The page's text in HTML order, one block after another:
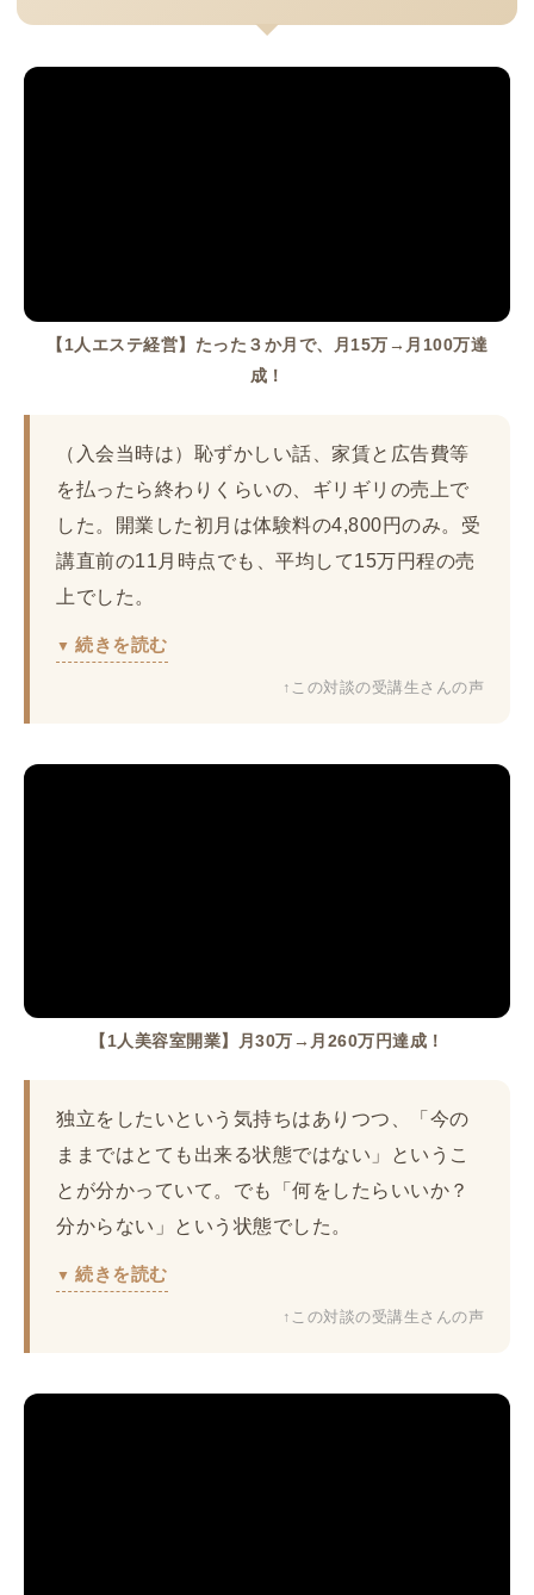
【1人エステ経営】たった３か月で、月15万→月100万達
成！
（入会当時は）恥ずかしい話、家賃と広告費等
を払ったら終わりくらいの、ギリギリの売上で
した。開業した初月は体験料の4,800円のみ。受
講直前の11月時点でも、平均して15万円程の売
上でした。
続きを読む
↑この対談の受講生さんの声
【1人美容室開業】月30万→月260万円達成！
独立をしたいという気持ちはありつつ、「今の
ままではとても出来る状態ではない」というこ
とが分かっていて。でも「何をしたらいいか？
分からない」という状態でした。
続きを読む
↑この対談の受講生さんの声